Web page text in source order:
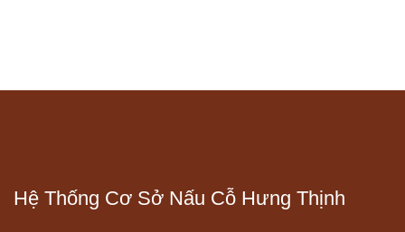
Hệ Thống Cơ Sở Nấu Cỗ Hưng Thịnh